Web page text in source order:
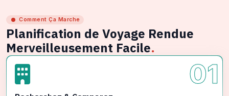
Comment Ça Marche
Planification de Voyage Rendue
Merveilleusement Facile.
01